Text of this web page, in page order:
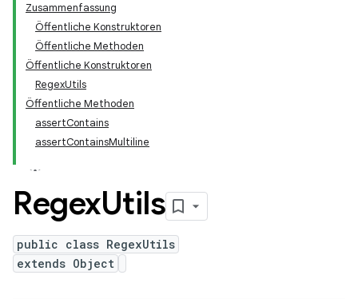
Zusammenfassung
Öffentliche Konstruktoren
Öffentliche Methoden
Öffentliche Konstruktoren
RegexUtils
Öffentliche Methoden
assertContains
assertContainsMultiline
RegexUtils
public class RegexUtils
extends Object